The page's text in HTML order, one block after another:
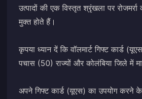
उत्पादों की एक विस्तृत श्रृंखला पर
मुक्त होते हैं।
कृपया ध्यान दें कि वॉलमार्ट गिफ्ट कार्ड
पचास (50) राज्यों और कोलंबिया जिले में
अपने गिफ्ट कार्ड (यूएस) का उपयोग करने